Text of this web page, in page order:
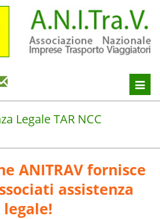
Legale TAR NCC
ANITRAV fornisce
assistenza
legale!